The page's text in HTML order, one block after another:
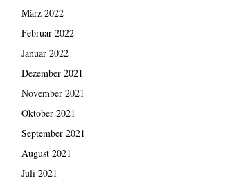
März 2022
Februar 2022
Januar 2022
Dezember 2021
November 2021
Oktober 2021
September 2021
August 2021
Juli 2021